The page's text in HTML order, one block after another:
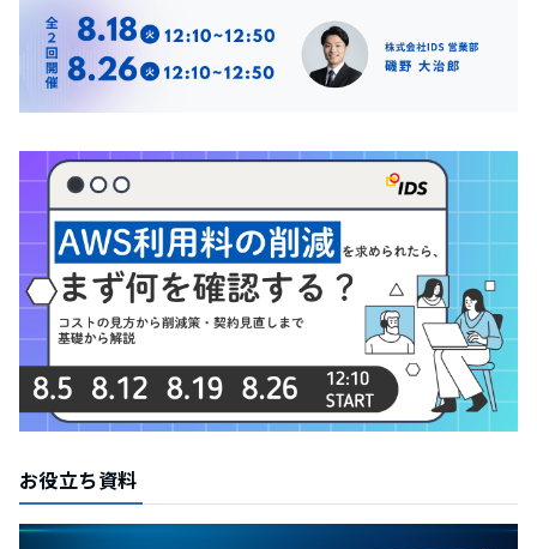
お役立ち資料